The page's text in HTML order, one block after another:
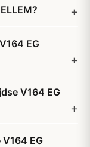
EG
V164 EG
EG